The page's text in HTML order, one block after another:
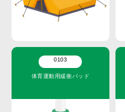
0103
体育運動用緩衝パッド